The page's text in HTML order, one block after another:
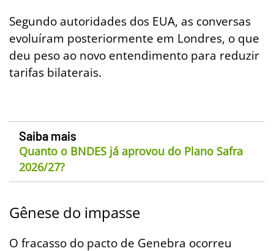
Segundo autoridades dos EUA, as conversas
evoluíram posteriormente em Londres, o que
deu peso ao novo entendimento para reduzir
tarifas bilaterais.
Saiba mais
Quanto o BNDES já aprovou do Plano Safra
2026/27?
Gênese do impasse
O fracasso do pacto de Genebra ocorreu